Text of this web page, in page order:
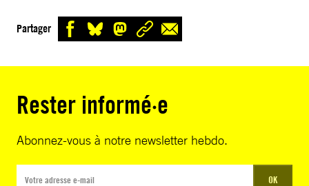
Partager
Rester informé·e
Abonnez-vous à notre newsletter hebdo.
OK